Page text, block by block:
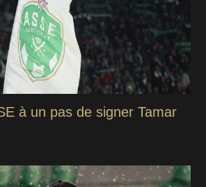
à un pas de signer Tamar